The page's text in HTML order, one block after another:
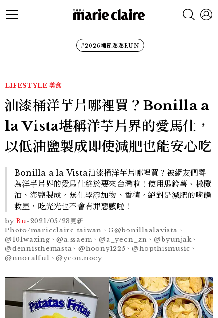
#2026裙襬澎澎RUN
LIFESTYLE 美食
油漆桶洋芋片哪裡買？Bonilla a
la Vista堪稱洋芋片界的愛馬仕，
以低油鹽製成即使減肥也能安心吃
Bonilla a la Vista油漆桶洋芋片哪裡買？被網友們譽
為洋芋片界的愛馬仕終於要來台灣啦！使用馬鈴薯、橄欖
油、海鹽製成，無化學添加物、香精，絕對是減肥的嘴饞
救星，吃光光也不會有罪惡感啦！
by Bu-2021/05/23更新
Photo/marieclaire taiwan、G@bonillaalavista、
@101waxing、@a.ssaem、@a_yeon_zn、@byunjak、
@dennisthemasta、@hoony1225、@hopthismusic、
@nnoralful、@yeon.noey